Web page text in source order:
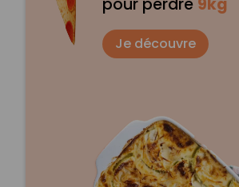
pour perdre 9kg
Je découvre